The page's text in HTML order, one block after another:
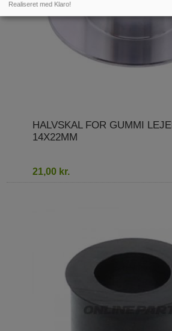
HALVSKAL FOR GUMMI
14X22MM
21,00 kr.
Realiseret med Klaro!